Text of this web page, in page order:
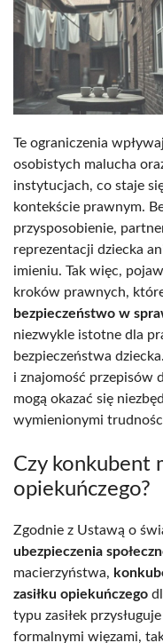
Te ograniczenia
osobistych malucha
instytucjach, co staje
kontekście prawnym.
przysposobienie,
reprezentacji dziecka
imieniu. Tak więc,
kroków prawnych,
bezpieczeństwo w
niezwykle istotne dla
bezpieczeństwa
i znajomość przepisów
mogą okazać się
wymienionymi
Czy konkubent
opiekuńczego?
Zgodnie z Ustawą o
ubezpieczenia
macierzyństwa,
zasiłku opiekuńczego
typu zasiłek
formalnymi więzami,